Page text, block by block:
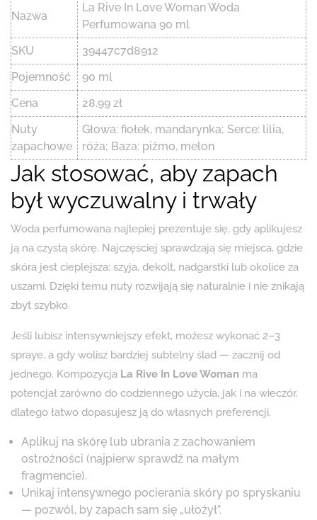
Nazwa
La Rive In Love Woman Woda
Perfumowana 90 ml
SKU
39447c7d8912
Pojemność
90 ml
Cena
28.99 zł
Nuty
zapachowe
Głowa: fiołek, mandarynka; Serce: lilia,
róża; Baza: piżmo, melon
Jak stosować, aby zapach
był wyczuwalny i trwały
Woda perfumowana najlepiej prezentuje się, gdy aplikujesz
ją na czystą skórę. Najczęściej sprawdzają się miejsca, gdzie
skóra jest cieplejsza: szyja, dekolt, nadgarstki lub okolice za
uszami. Dzięki temu nuty rozwijają się naturalnie i nie znikają
zbyt szybko.
Jeśli lubisz intensywniejszy efekt, możesz wykonać 2–3
spraye, a gdy wolisz bardziej subtelny ślad — zacznij od
jednego. Kompozycja La Rive In Love Woman ma
potencjał zarówno do codziennego użycia, jak i na wieczór,
dlatego łatwo dopasujesz ją do własnych preferencji.
Aplikuj na skórę lub ubrania z zachowaniem
ostrożności (najpierw sprawdź na małym
fragmencie).
Unikaj intensywnego pocierania skóry po spryskaniu
— pozwól, by zapach sam się „ułożył”.